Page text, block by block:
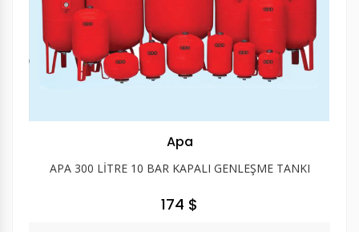
Apa
APA 300 LİTRE 10 BAR KAPALI GENLEŞME TANKI
174 $